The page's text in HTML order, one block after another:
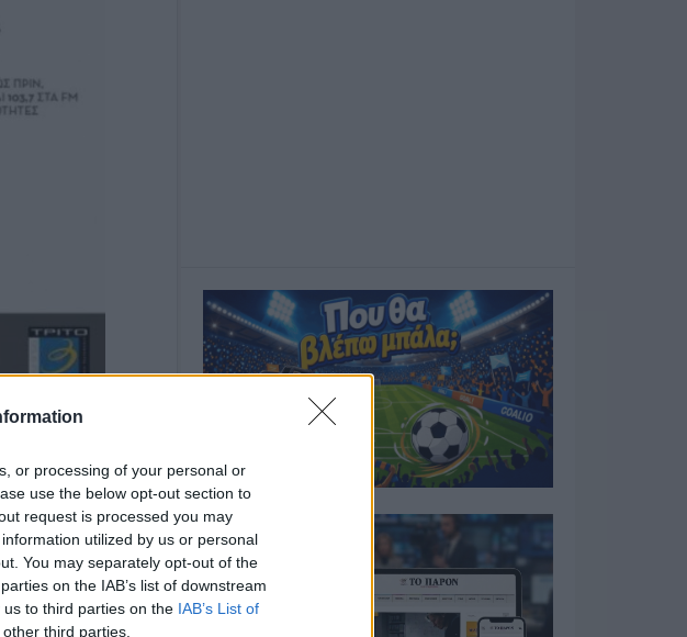
or processing of your personal or
use the below opt-out section to
request is processed you may
utilized by us or personal
You may separately opt-out of the
on the IAB’s list of downstream
to third parties on the IAB’s List of
third parties.
Η εταιρεία
υπηρεσίες
Βενιζέλου –
ΤΡΙΤΟ